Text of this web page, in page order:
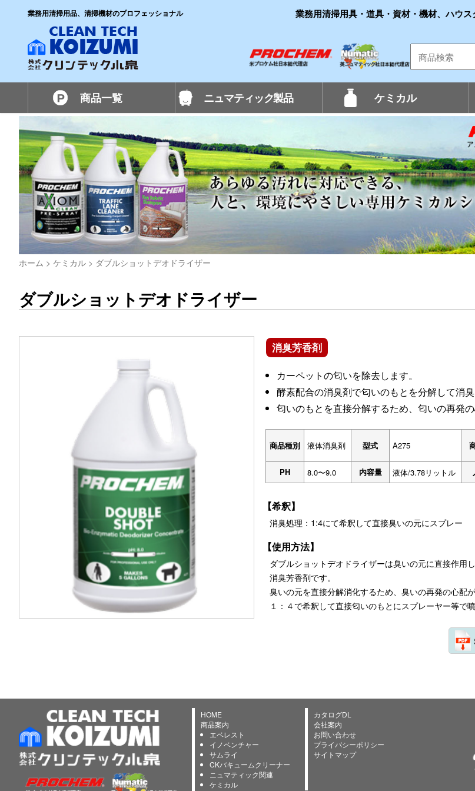
業務用清掃用品、清掃機材のプロフェッショナル 業務用清掃用具・道具・資材・機材、ハウ
商品一覧 ニュマティック製品 ケミカル
ホーム > ケミカル > ダブルショットデオドライザー
ダブルショットデオドライザー
消臭芳香剤
カーペットの匂いを除去します。
酵素配合の消臭剤で匂いのもとを分解して消臭
匂いのもとを直接分解するため、匂いの再発の
商品種別 液体消臭剤 型式 A275
PH
8.0〜9.0 内容量 液体/3.78リットル
【希釈】
消臭処理：1:4にて希釈して直接臭いの元にスプレー
【使用方法】
ダブルショットデオドライザーは臭いの元に直接作用
消臭芳香剤です。
臭いの元を直接分解消化するため、臭いの再発の心配が
１：４で希釈して直接匂いのもとにスプレーヤー等で
HOME
商品案内
エベレスト
イノベンチャー
サムライ
CKバキュームクリーナー
ニュマティック関連
ケミカル
カタログDL
会社案内
お問い合わせ
プライバシーポリシー
サイトマップ